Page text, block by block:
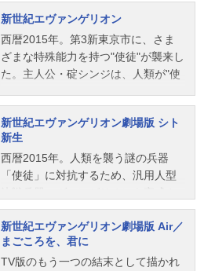
新世紀エヴァンゲリオン
西暦2015年。第3新東京市に、さま
ざまな特殊能力を持つ"使徒"が襲来し
た。主人公・碇シンジは、人類が"使
決戦兵器エヴァンゲリオンの操縦者
に抜擢されてしまう。今、人類の命
運を掛けた戦いの火蓋が切って落と
される。果たして"使徒"の正体とは？
少年たちと人類の運命は？作品名
アニメスケジュール1995年10月4日
（水）～1996年3月27日（水）テレ
ビ東京ほか話数全26話キャスト碇シ
ンジ：緒方恵美葛城ミサト：三石琴
新世紀エヴァンゲリオン劇場版 シト
新生
西暦2015年。人類を襲う謎の兵器
「使徒」に対抗するため、汎用人型
せた特務機関ネルフは、14歳の少年
少女達をパイロットにエヴァを実戦
投入する。しかしその後ろでは同時
に「人類補完計画」が進行してい
新世紀エヴァンゲリオン劇場版 Air／
まごころを、君に
TV版のもう一つの結末として描かれ